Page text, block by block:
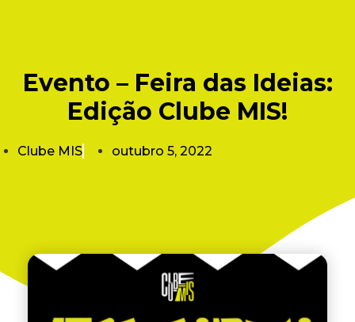
Evento – Feira das Ideias:
Edição Clube MIS!
Clube MIS outubro 5, 2022